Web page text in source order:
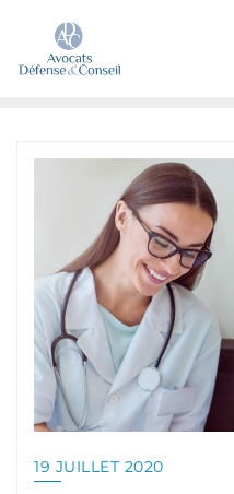
19 JUILLET 2020